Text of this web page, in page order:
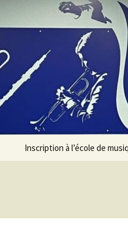
Inscription à l’école de